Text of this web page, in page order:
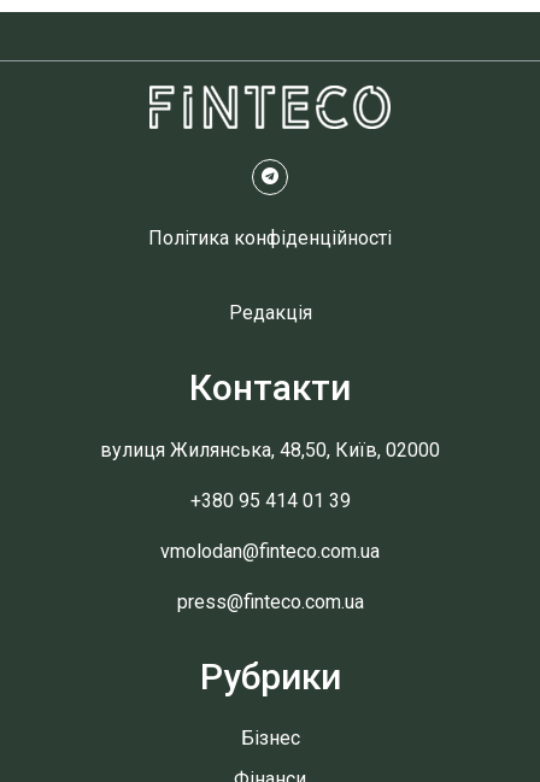
Політика конфіденційності
Редакція
Контакти
вулиця Жилянська, 48,50, Київ, 02000
+380 95 414 01 39
vmolodan@finteco.com.ua
press@finteco.com.ua
Рубрики
Бізнес